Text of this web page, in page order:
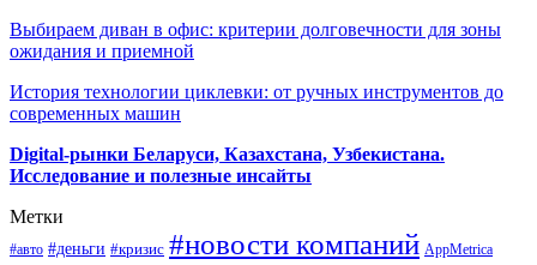
Выбираем диван в офис: критерии долговечности для зоны
ожидания и приемной
История технологии циклевки: от ручных инструментов до
современных машин
Digital-рынки Беларуси, Казахстана, Узбекистана.
Исследование и полезные инсайты
Метки
#авто #деньги #кризис #новости компаний AppMetrica